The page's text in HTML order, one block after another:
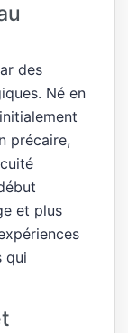
des
Né en
précaire,
et plus
qui